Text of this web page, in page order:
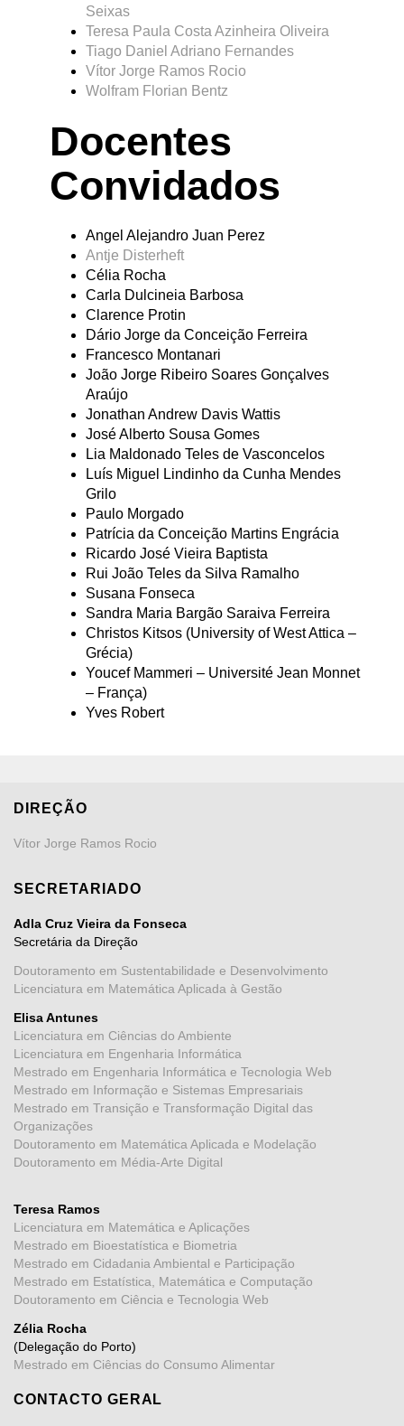
Seixas
Teresa Paula Costa Azinheira Oliveira
Tiago Daniel Adriano Fernandes
Vítor Jorge Ramos Rocio
Wolfram Florian Bentz
Docentes
Convidados
Angel Alejandro Juan Perez
Antje Disterheft
Célia Rocha
Carla Dulcineia Barbosa
Clarence Protin
Dário Jorge da Conceição Ferreira
Francesco Montanari
João Jorge Ribeiro Soares Gonçalves
Araújo
Jonathan Andrew Davis Wattis
José Alberto Sousa Gomes
Lia Maldonado Teles de Vasconcelos
Luís Miguel Lindinho da Cunha Mendes
Grilo
Paulo Morgado
Patrícia da Conceição Martins Engrácia
Ricardo José Vieira Baptista
Rui João Teles da Silva Ramalho
Susana Fonseca
Sandra Maria Bargão Saraiva Ferreira
Christos Kitsos (University of West Attica –
Grécia)
Youcef Mammeri – Université Jean Monnet
– França)
Yves Robert
DIREÇÃO
Vítor Jorge Ramos Rocio
SECRETARIADO
Adla Cruz Vieira da Fonseca
Secretária da Direção
Doutoramento em Sustentabilidade e Desenvolvimento
Licenciatura em Matemática Aplicada à Gestão
Elisa Antunes
Licenciatura em Ciências do Ambiente
Licenciatura em Engenharia Informática
Mestrado em Engenharia Informática e Tecnologia Web
Mestrado em Informação e Sistemas Empresariais
Mestrado em Transição e Transformação Digital das
Organizações
Doutoramento em Matemática Aplicada e Modelação
Doutoramento em Média-Arte Digital
Teresa Ramos
Licenciatura em Matemática e Aplicações
Mestrado em Bioestatística e Biometria
Mestrado em Cidadania Ambiental e Participação
Mestrado em Estatística, Matemática e Computação
Doutoramento em Ciência e Tecnologia Web
Zélia Rocha
(Delegação do Porto)
Mestrado em Ciências do Consumo Alimentar
CONTACTO GERAL